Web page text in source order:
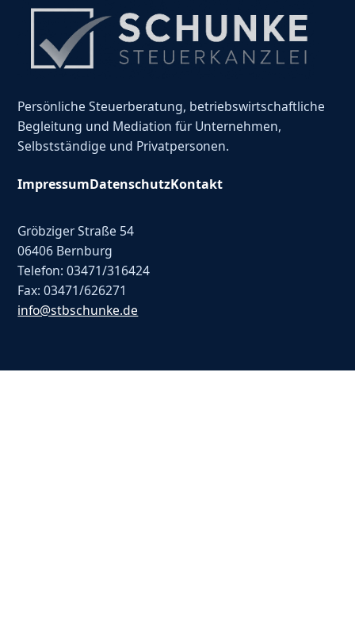
Persönliche Steuerberatung, betriebswirtschaftliche
Begleitung und Mediation für Unternehmen,
Selbstständige und Privatpersonen.
ImpressumDatenschutzKontakt
Gröbziger Straße 54
06406 Bernburg
Telefon: 03471/316424
Fax: 03471/626271
info@stbschunke.de